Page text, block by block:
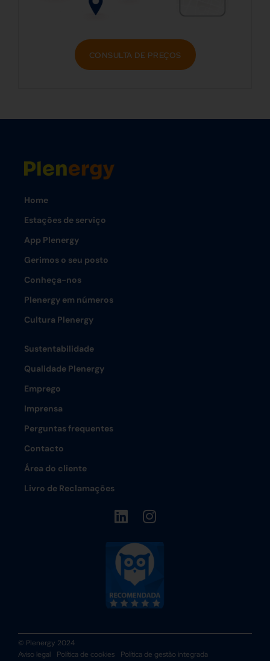
CONSULTA DE PREÇOS
Home
Estações de serviço
App Plenergy
Gerimos o seu posto
Conheça-nos
Plenergy em números
Cultura Plenergy
Sustentabilidade
Qualidade Plenergy
Emprego
Imprensa
Perguntas frequentes
Contacto
Área do cliente
Livro de Reclamações
© Plenergy 2024
Aviso legal
Política de cookies Política de gestão integrada